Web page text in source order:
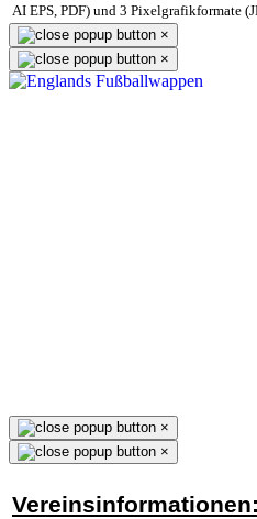
AI EPS, PDF) und 3 Pixelgrafikformate
×
×
×
×
Vereinsinformationen: